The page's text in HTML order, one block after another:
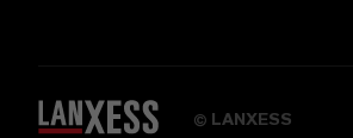
© LANXESS